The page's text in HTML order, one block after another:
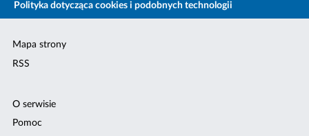
Polityka dotycząca cookies i podobnych technologii
Mapa strony
RSS
O serwisie
Pomoc